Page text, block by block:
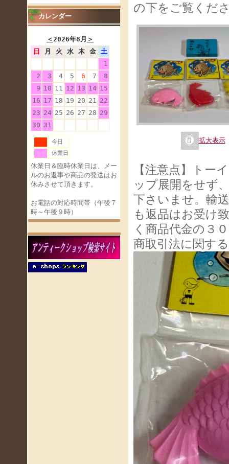
カレンダー
＜2026年8月 ＞
日
月 火 水 木 金
土
1
2
3 4 5 6 7
8
9 10 11 12 13 14 15
16 17 18 19 20 21 22
23 24 25 26 27 28 29
30 31
今日
休業日
休業日＆臨時休業日は、メー
ルのお返事や商品の発送はお
休みさせて頂きます。
お電話の対応時間帯（午後７
時～午後９時）
の下をご覧くだ
拡大表示
【注意点】トー
ップ展開をせず
下さいませ。輸
も返品はお受け
く商品代金の３
商取引法に関す